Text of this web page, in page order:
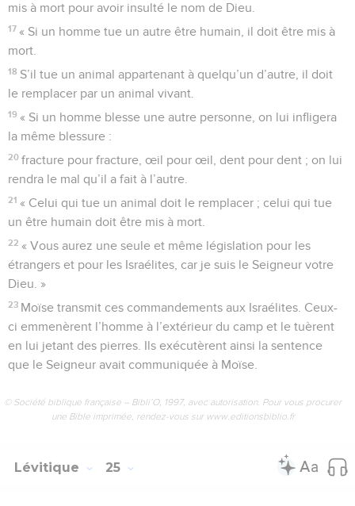
mis à mort pour avoir insulté le nom de Dieu.
17 « Si un homme tue un autre être humain, il doit être mis à
mort.
18 S’il tue un animal appartenant à quelqu’un d’autre, il doit
le remplacer par un animal vivant.
19 « Si un homme blesse une autre personne, on lui infligera
la même blessure :
20 fracture pour fracture, œil pour œil, dent pour dent ; on lui
rendra le mal qu’il a fait à l’autre.
21 « Celui qui tue un animal doit le remplacer ; celui qui tue
un être humain doit être mis à mort.
22 « Vous aurez une seule et même législation pour les
étrangers et pour les Israélites, car je suis le Seigneur votre
Dieu. »
23 Moïse transmit ces commandements aux Israélites. Ceux-
ci emmenèrent l’homme à l’extérieur du camp et le tuèrent
en lui jetant des pierres. Ils exécutèrent ainsi la sentence
que le Seigneur avait communiquée à Moïse.
© Société biblique française – Bibli’O, 1997, avec autorisation. Pour vous procurer
une Bible imprimée, rendez-vous sur www.editionsbiblio.fr
Lévitique 25